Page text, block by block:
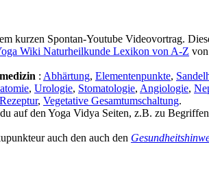
kurzen Spontan-Youtube Videovortrag.
Wiki Naturheilkunde Lexikon von A-Z von
: Abhärtung, Elementenpunkte,
, Urologie, Stomatologie, Angiologie,
Rezeptur, Vegetative Gesamtumschaltung.
auf den Yoga Vidya Seiten, z.B. zu
auch den auch den